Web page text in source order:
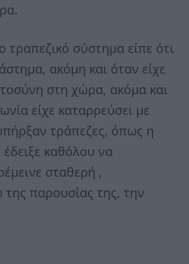
σύστημα είπε ότι
ακόμη και όταν είχε
στη χώρα, ακόμα και
είχε καταρρεύσει με
τράπεζες, όπως η
καθόλου να
σταθερή ,
της παρουσίας της, την